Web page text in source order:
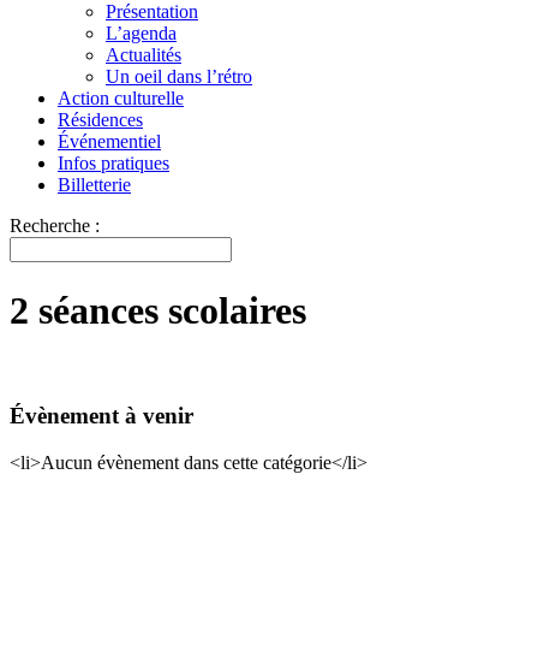
Présentation
L’agenda
Actualités
Un oeil dans l’rétro
Action culturelle
Résidences
Événementiel
Infos pratiques
Billetterie
Recherche :
2 séances scolaires
Évènement à venir
<li>Aucun évènement dans cette catégorie</li>